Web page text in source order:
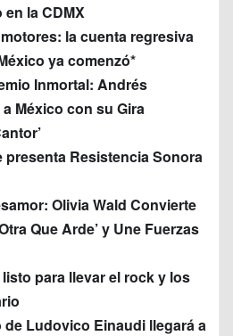
la CDMX
la cuenta regresiva
ya comenzó*
Inmortal: Andrés
México con su Gira
presenta Resistencia Sonora
Olivia Wald Convierte
Que Arde’ y Une Fuerzas
para llevar el rock y los
de Ludovico Einaudi llegará a